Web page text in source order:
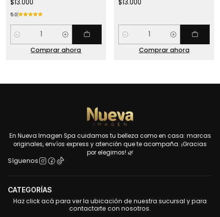
$13.000
5.0
Cantidad
Comprar ahora
$13.000
Cantidad
Comprar ahora
En Nueva Imagen Spa cuidamos tu belleza como en casa: marcas
originales, envíos express y atención que te acompaña. ¡Gracias
por elegirnos! 🌿
Síguenos
CATEGORÍAS
Haz click acá para ver la ubicación de nuestra sucursal y para
contactarte con nosotros.